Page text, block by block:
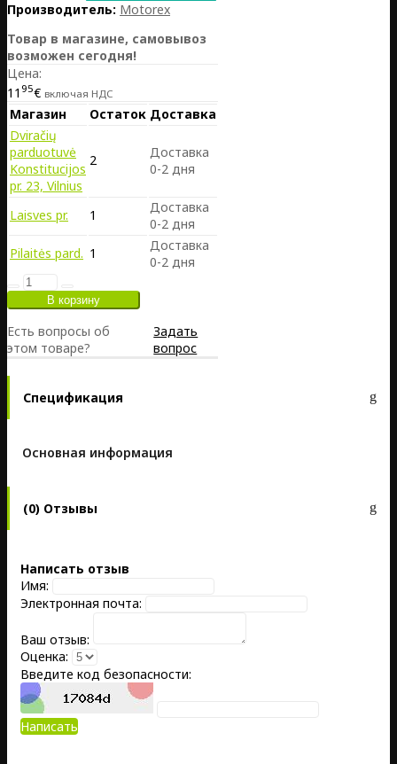
Производитель: Motorex
Товар в магазине, самовывоз
возможен сегодня!
Цена:
11 95€ включая НДС
Магазин Остаток Доставка
Dviračių
parduotuvė
Konstitucijos
pr. 23, Vilnius
2
Доставка
0-2 дня
Laisves pr. 1
Доставка
0-2 дня
Pilaitės pard. 1
Доставка
0-2 дня
Есть вопросы об
этом товаре?
Задать
вопрос
Спецификация
Основная информация
(0) Отзывы
Написать отзыв
Имя:
Электронная почта:
Ваш отзыв:
Оценка:
Введите код безопасности:
Написать